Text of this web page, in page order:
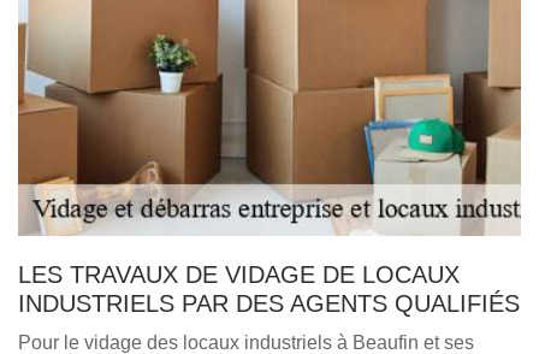
LES TRAVAUX DE VIDAGE DE LOCAUX
INDUSTRIELS PAR DES AGENTS QUALIFIÉS
Pour le vidage des locaux industriels à Beaufin et ses